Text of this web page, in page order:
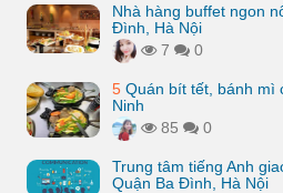
Nhà hàng buffet ngon
Đình, Hà Nội
7
0
5 Quán bít tết, bánh mì
Ninh
85
0
Trung tâm tiếng Anh
Quận Ba Đình, Hà Nội